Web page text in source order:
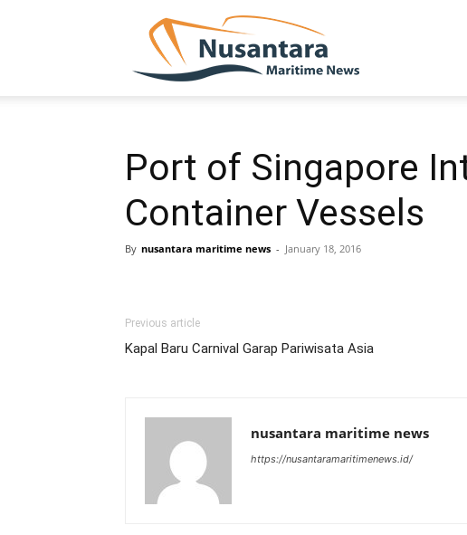
Port of Singapore
Container Vessels
By nusantara maritime news - January 18, 2016
Previous article
Kapal Baru Carnival Garap Pariwisata Asia
nusantara maritime news
https://nusantaramaritimenews.id/